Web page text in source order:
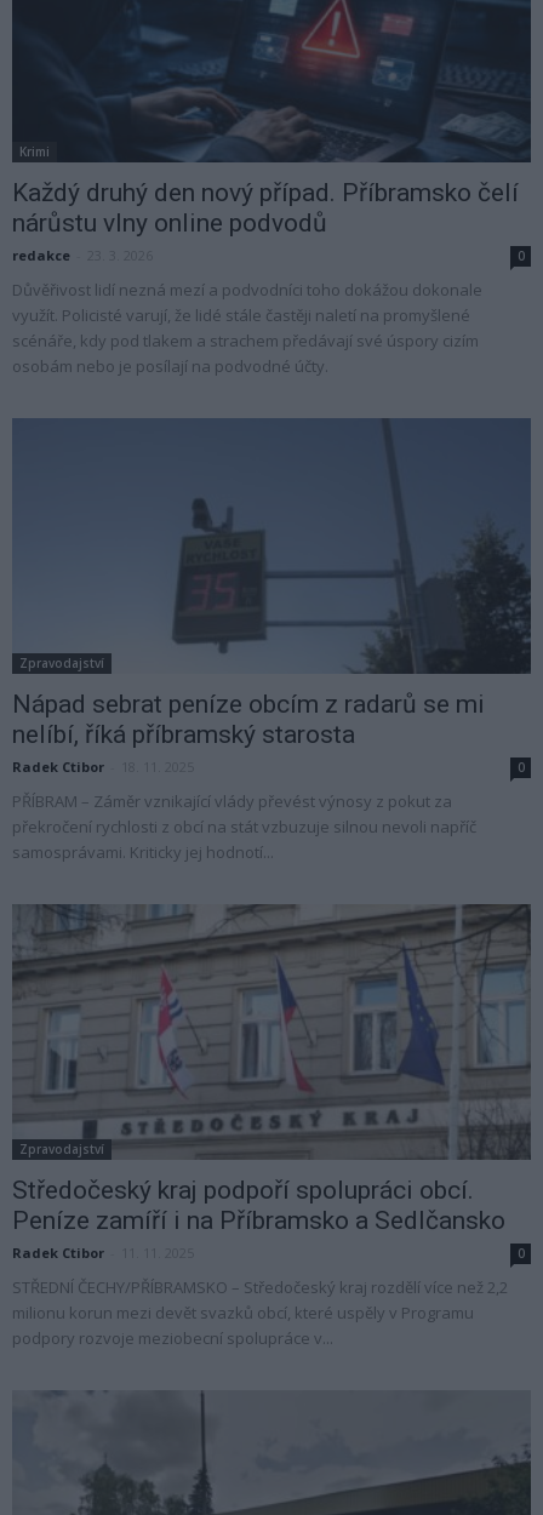
Krimi
Každý druhý den nový případ. Příbramsko čelí
nárůstu vlny online podvodů
redakce 0
Důvěřivost lidí nezná mezí a podvodníci toho dokážou dokonale
využít. Policisté varují, že lidé stále častěji naletí na promyšlené
scénáře, kdy pod tlakem a strachem předávají své úspory cizím
osobám nebo je posílají na podvodné účty.
Zpravodajství
Nápad sebrat peníze obcím z radarů se mi
nelíbí, říká příbramský starosta
Radek Ctibor 0
PŘÍBRAM – Záměr vznikající vlády převést výnosy z pokut za
překročení rychlosti z obcí na stát vzbuzuje silnou nevoli napříč
samosprávami. Kriticky jej hodnotí...
Zpravodajství
Středočeský kraj podpoří spolupráci obcí.
Peníze zamíří i na Příbramsko a Sedlčansko
Radek Ctibor 0
STŘEDNÍ ČECHY/PŘÍBRAMSKO – Středočeský kraj rozdělí více než 2,2
milionu korun mezi devět svazků obcí, které uspěly v Programu
podpory rozvoje meziobecní spolupráce v...